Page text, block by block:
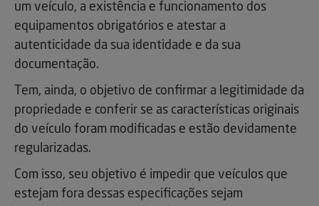
um veículo, a existência e funcionamento dos
equipamentos obrigatórios e atestar a
autenticidade da sua identidade e da sua
documentação.
Tem, ainda, o objetivo de confirmar a legitimidade da
propriedade e conferir se as características originais
do veículo foram modificadas e estão devidamente
regularizadas.
Com isso, seu objetivo é impedir que veículos que
estejam fora dessas especificações sejam